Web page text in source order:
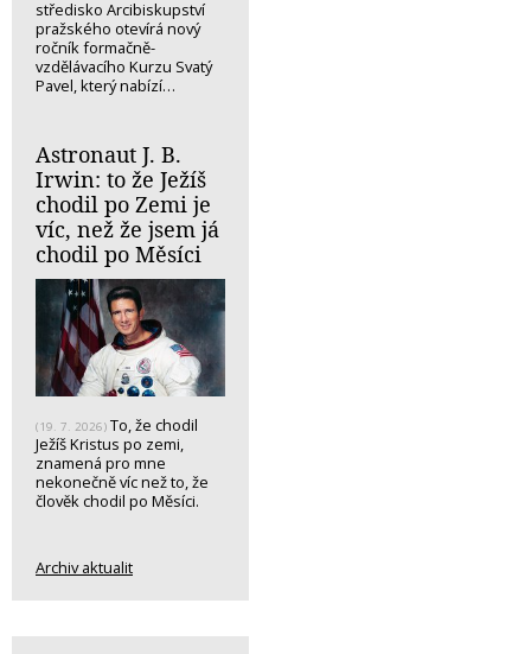
středisko Arcibiskupství
pražského otevírá nový
ročník formačně-
vzdělávacího Kurzu Svatý
Pavel, který nabízí…
Astronaut J. B.
Irwin: to že Ježíš
chodil po Zemi je
víc, než že jsem já
chodil po Měsíci
(19. 7. 2026) To, že chodil
Ježíš Kristus po zemi,
znamená pro mne
nekonečně víc než to, že
člověk chodil po Měsíci.
Archiv aktualit